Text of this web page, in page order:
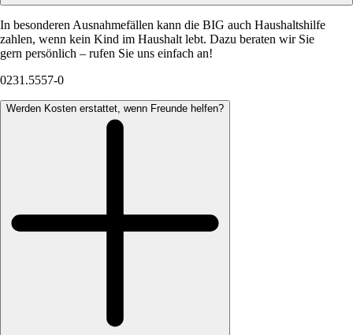
In besonderen Ausnahmefällen kann die BIG auch Haushaltshilfe
zahlen, wenn kein Kind im Haushalt lebt. Dazu beraten wir Sie
gern persönlich – rufen Sie uns einfach an!
0231.5557-0
Werden Kosten erstattet, wenn Freunde helfen?